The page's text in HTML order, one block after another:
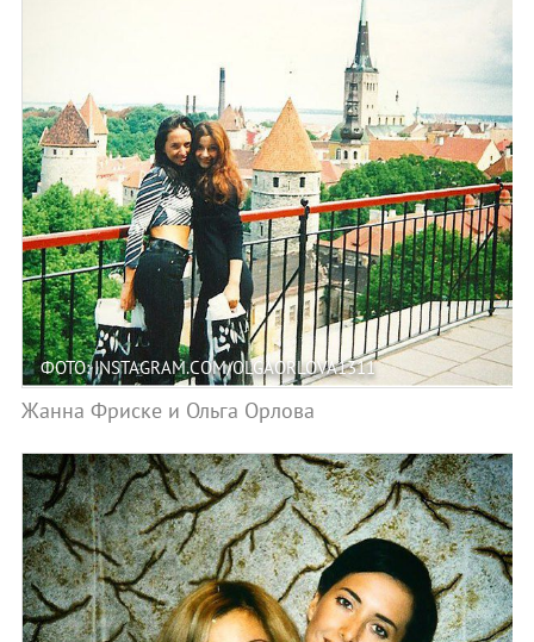
ФОТО: INSTAGRAM.COM/OLGAORLOVA1311
Жанна Фриске и Ольга Орлова